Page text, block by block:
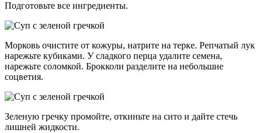
Подготовьте все ингредиенты.
Морковь очистите от кожуры, натрите на терке. Репчатый лук
нарежьте кубиками. У сладкого перца удалите семена,
нарежьте соломкой. Брокколи разделите на небольшие
соцветия.
Зеленую гречку промойте, откиньте на сито и дайте стечь
лишней жидкости.